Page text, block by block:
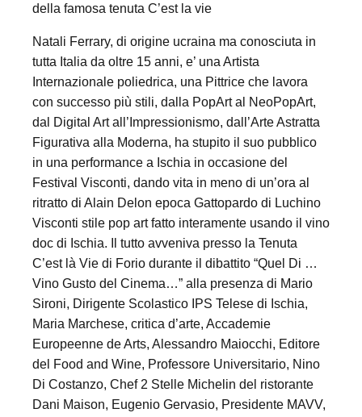
della famosa tenuta C’est la vie
Natali Ferrary, di origine ucraina ma conosciuta in
tutta Italia da oltre 15 anni, e’ una Artista
Internazionale poliedrica, una Pittrice che lavora
con successo più stili, dalla PopArt al NeoPopArt,
dal Digital Art all’Impressionismo, dall’Arte Astratta
Figurativa alla Moderna, ha stupito il suo pubblico
in una performance a Ischia in occasione del
Festival Visconti, dando vita in meno di un’ora al
ritratto di Alain Delon epoca Gattopardo di Luchino
Visconti stile pop art fatto interamente usando il vino
doc di Ischia. Il tutto avveniva presso la Tenuta
C’est là Vie di Forio durante il dibattito “Quel Di …
Vino Gusto del Cinema…” alla presenza di Mario
Sironi, Dirigente Scolastico IPS Telese di Ischia,
Maria Marchese, critica d’arte, Accademie
Europeenne de Arts, Alessandro Maiocchi, Editore
del Food and Wine, Professore Universitario, Nino
Di Costanzo, Chef 2 Stelle Michelin del ristorante
Dani Maison, Eugenio Gervasio, Presidente MAVV,